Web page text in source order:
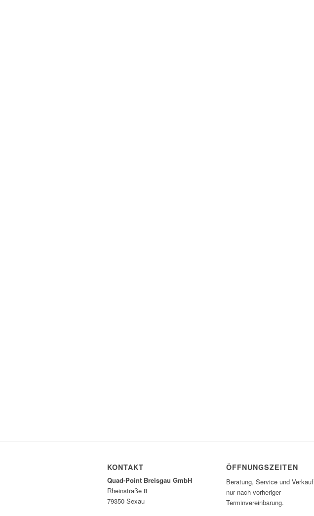
KONTAKT
Quad-Point Breisgau GmbH
Rheinstraße 8
79350 Sexau
ÖFFNUNGSZEITEN
Beratung, Service und Verkauf
nur nach vorheriger
Terminvereinbarung.